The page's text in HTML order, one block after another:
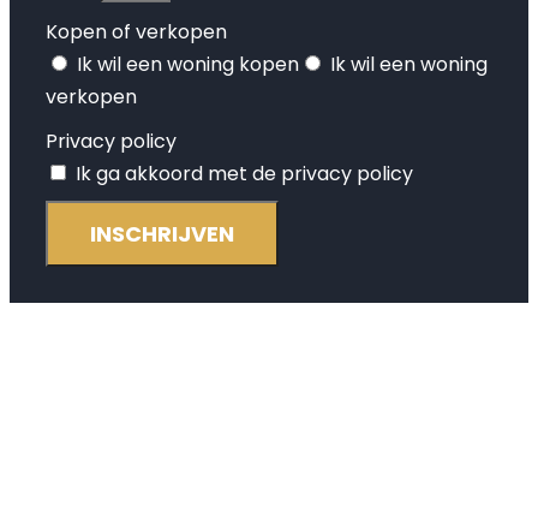
Kopen of verkopen
Ik wil een woning kopen
Ik wil een woning
verkopen
Privacy policy
Ik ga akkoord met de privacy policy
INSCHRIJVEN